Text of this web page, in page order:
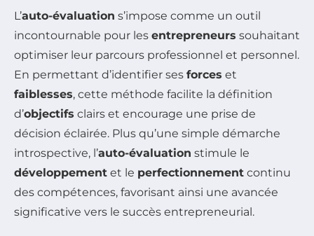
L’auto-évaluation s’impose comme un outil
incontournable pour les entrepreneurs souhaitant
optimiser leur parcours professionnel et personnel.
En permettant d’identifier ses forces et
faiblesses, cette méthode facilite la définition
d’objectifs clairs et encourage une prise de
décision éclairée. Plus qu’une simple démarche
introspective, l’auto-évaluation stimule le
développement et le perfectionnement continu
des compétences, favorisant ainsi une avancée
significative vers le succès entrepreneurial.